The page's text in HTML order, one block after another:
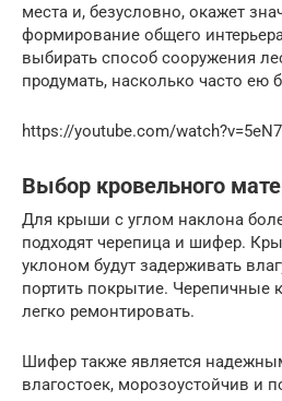
места и, безусловно, окажет
формирование общего
выбирать способ сооружения
продумать, насколько часто ею
https://youtube.com/
Выбор кровельного
Для крыши с углом наклона
подходят черепица и шифер.
уклоном будут задерживать
портить покрытие.
легко ремонтировать.
Шифер также является
влагостоек, морозоустойчив и